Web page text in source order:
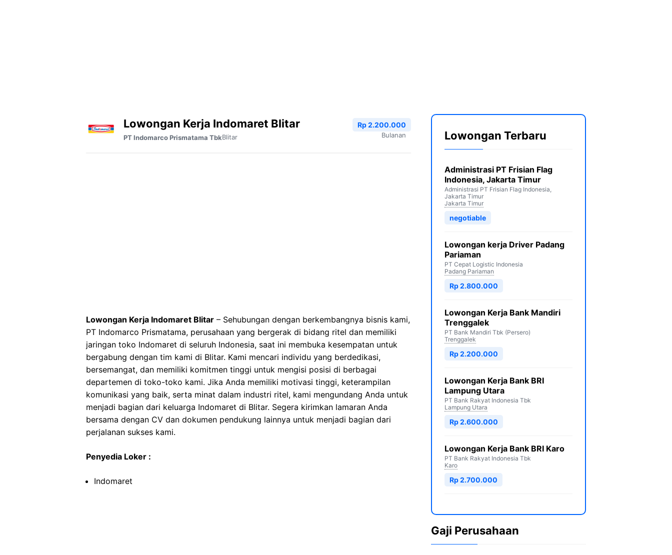
Lowongan Kerja Indomaret Blitar
PT Indomarco Prismatama TbkBlitar
Rp 2.200.000
Bulanan
Lowongan Kerja Indomaret Blitar – Sehubungan dengan berkembangnya bisnis kami,
PT Indomarco Prismatama, perusahaan yang bergerak di bidang ritel dan memiliki
jaringan toko Indomaret di seluruh Indonesia, saat ini membuka kesempatan untuk
bergabung dengan tim kami di Blitar. Kami mencari individu yang berdedikasi,
bersemangat, dan memiliki komitmen tinggi untuk mengisi posisi di berbagai
departemen di toko-toko kami. Jika Anda memiliki motivasi tinggi, keterampilan
komunikasi yang baik, serta minat dalam industri ritel, kami mengundang Anda untuk
menjadi bagian dari keluarga Indomaret di Blitar. Segera kirimkan lamaran Anda
bersama dengan CV dan dokumen pendukung lainnya untuk menjadi bagian dari
perjalanan sukses kami.
Penyedia Loker :
Indomaret
Lowongan Terbaru
Administrasi PT Frisian Flag
Indonesia, Jakarta Timur
Administrasi PT Frisian Flag Indonesia,
Jakarta Timur
Jakarta Timur
negotiable
Lowongan kerja Driver Padang
Pariaman
PT Cepat Logistic Indonesia
Padang Pariaman
Rp 2.800.000
Lowongan Kerja Bank Mandiri
Trenggalek
PT Bank Mandiri Tbk (Persero)
Trenggalek
Rp 2.200.000
Lowongan Kerja Bank BRI
Lampung Utara
PT Bank Rakyat Indonesia Tbk
Lampung Utara
Rp 2.600.000
Lowongan Kerja Bank BRI Karo
PT Bank Rakyat Indonesia Tbk
Karo
Rp 2.700.000
Gaji Perusahaan